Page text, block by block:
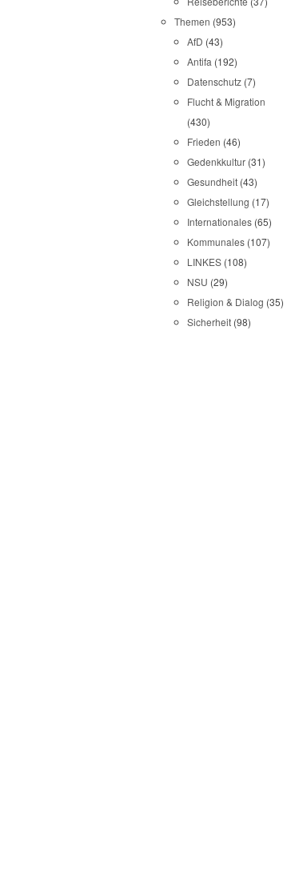
Themen (953)
AfD (43)
Antifa (192)
Datenschutz (7)
Flucht & Migration
(430)
Frieden (46)
Gedenkkultur (31)
Gesundheit (43)
Gleichstellung (17)
Internationales (65)
Kommunales (107)
LINKES (108)
NSU (29)
Religion & Dialog (35)
Sicherheit (98)